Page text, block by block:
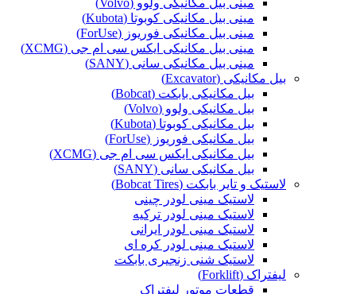
مینی بیل مکانیکی کوبوتا (Kubota)
مینی بیل مکانیکی فوریوز (ForUse)
مینی بیل مکانیکی ایکس سی ام جی (XCMG)
مینی بیل مکانیکی سانی (SANY)
بیل مکانیکی (Excavator)
بیل مکانیکی بابکت (Bobcat)
بیل مکانیکی ولوو (Volvo)
بیل مکانیکی کوبوتا (Kubota)
بیل مکانیکی فوریوز (ForUse)
بیل مکانیکی ایکس سی ام جی (XCMG)
بیل مکانیکی سانی (SANY)
لاستیک و تایر بابکت (Bobcat Tires)
لاستیک مینی لودر چینی
لاستیک مینی لودر ترکیه
لاستیک مینی لودر ایرانی
لاستیک مینی لودر کره ای
لاستیک شنی زنجیری بابکت
لیفتراک (Forklift)
قطعات موتور لیفتراک